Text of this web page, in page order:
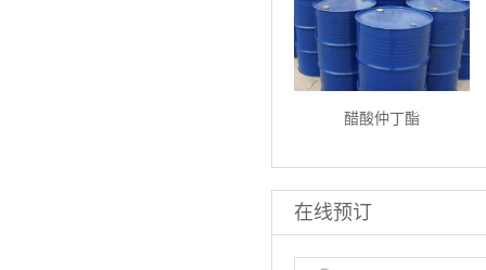
醋酸仲丁酯
在线预订